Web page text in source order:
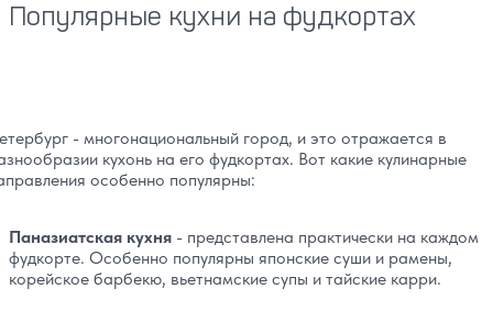
Популярные кухни на фудкортах
- многонациональный город, и это отражается в
кухонь на его фудкортах. Вот какие кулинарные
особенно популярны:
Паназиатская кухня - представлена практически на каждом
фудкорте. Особенно популярны японские суши и рамены,
корейское барбекю, вьетнамские супы и тайские карри.